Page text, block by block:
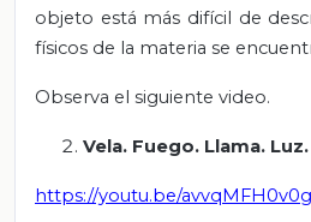
objeto está más difícil de
físicos de la materia se
Observa el siguiente video.
Vela. Fuego. Llama.
https://youtu.be/avvqMFH0v0g